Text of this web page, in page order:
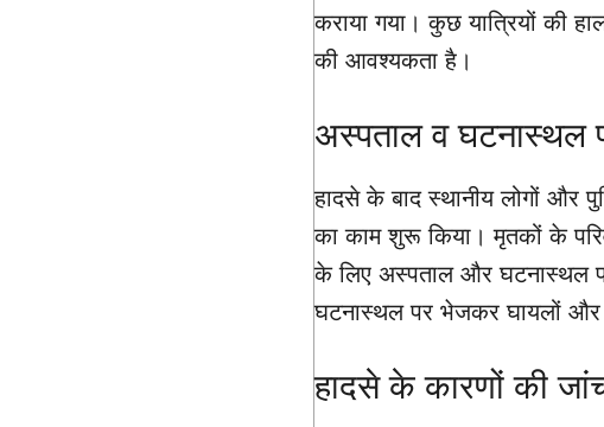
कराया गया। कुछ यात्रियों की
की आवश्यकता है।
अस्पताल व घटनास्थल
हादसे के बाद स्थानीय लोगों और
का काम शुरू किया। मृतकों के
के लिए अस्पताल और घटनास्थल
घटनास्थल पर भेजकर घायलों और
हादसे के कारणों की